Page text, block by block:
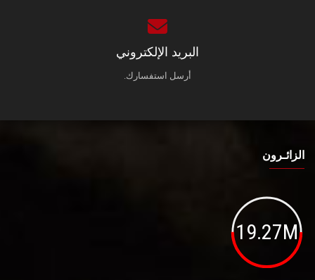
البريد الإلكتروني
أرسل استفسارك.
الزائـرون
19.27M